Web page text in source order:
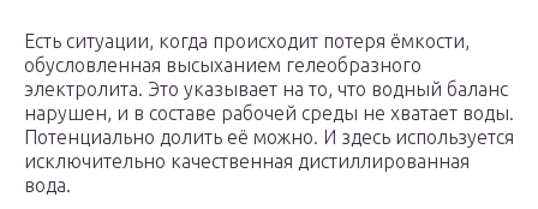
Есть ситуации, когда происходит потеря ёмкости,
обусловленная высыханием гелеобразного
электролита. Это указывает на то, что водный баланс
нарушен, и в составе рабочей среды не хватает воды.
Потенциально долить её можно. И здесь используется
исключительно качественная дистиллированная
вода.